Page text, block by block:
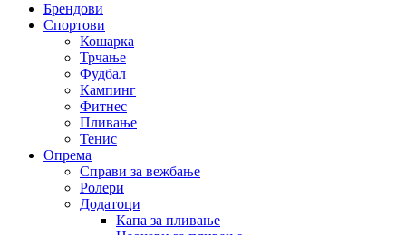
Брендови
Спортови
Кошарка
Трчање
Фудбал
Кампинг
Фитнес
Пливање
Тенис
Опрема
Справи за вежбање
Ролери
Додатоци
Капа за пливање